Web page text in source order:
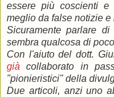
essere più coscienti e
meglio da false notizie e
Sicuramente parlare
sembra qualcosa di
Con l'aiuto del dott.
già collaborato in
"pionieristici" della
Due articoli, anzi uno